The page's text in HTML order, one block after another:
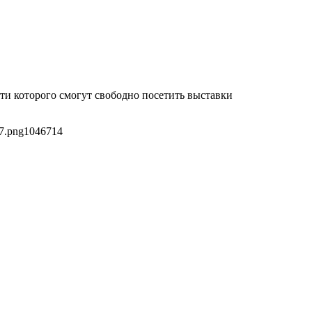
которого смогут свободно посетить выставки
1046714